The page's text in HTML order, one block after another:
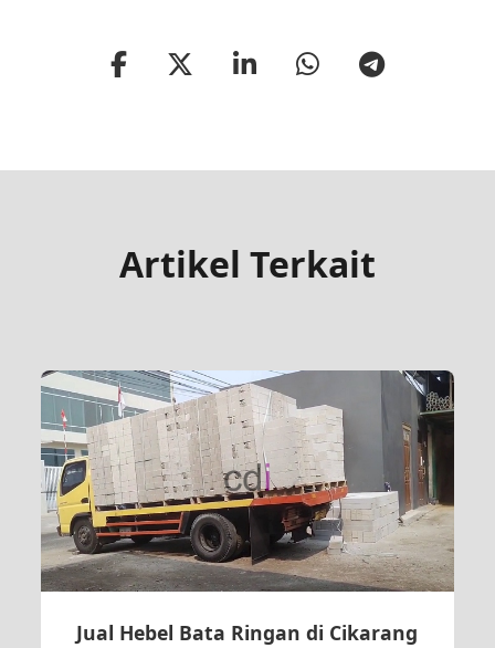
Artikel Terkait
Jual Hebel Bata Ringan di Cikarang